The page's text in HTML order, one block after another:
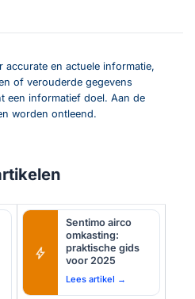
accurate en actuele informatie,
of verouderde gegevens
een informatief doel. Aan de
worden ontleend.
bolt
Sentimo airco
omkasting:
praktische gids
voor 2025
Lees artikel →